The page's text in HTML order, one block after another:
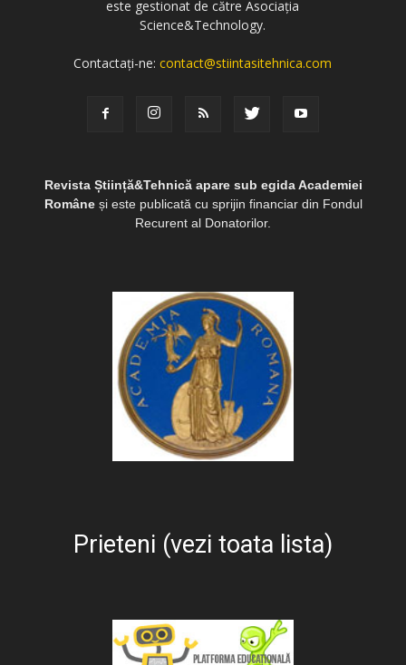
este gestionat de către Asociația
Science&Technology.
Contactați-ne:contact@stiintasitehnica.com
Revista Știință&Tehnică apare sub egida Academiei
Româneși este publicată cu sprijin financiar din Fondul
Recurent al Donatorilor.
Prieteni (vezi toata lista)